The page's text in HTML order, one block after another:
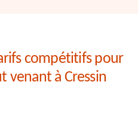
compétitifs pour
venant à Cressin